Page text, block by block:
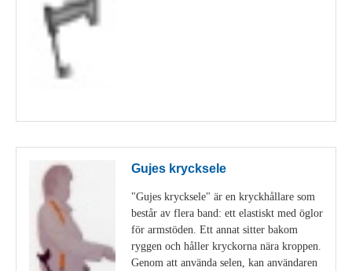
Gujes krycksele
"Gujes krycksele" är en kryckhållare som
består av flera band: ett elastiskt med öglor
för armstöden. Ett annat sitter bakom
ryggen och håller kryckorna nära kroppen.
Genom att använda selen, kan användaren